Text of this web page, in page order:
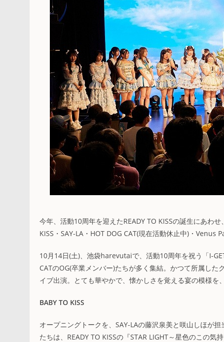
今年、活動10周年を迎えたREADY TO KISSの誕生にあわ
KISS・SAY-LA・HOT DOG CAT(現在活動休止中)・Venus
10月14日(土)、池袋harevutaiで、活動10周年を祝う「I-
CATのOG(卒業メンバー)たちが多く集結。かつて所属し
イブ出演。とても華やかで、懐かしさを覚える宴の模様を
BABY TO KISS
オープニングトークを、SAY-LAの藤沢泉美と咲山しほが
たちは、READY TO KISSの『STAR LIGHT～星色のこの